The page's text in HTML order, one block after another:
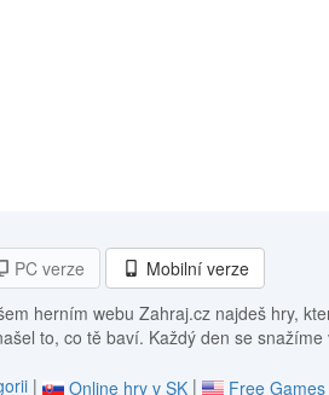
PC verze
Mobilní verze
herním webu Zahraj.cz najdeš hry,
to, co tě baví. Každý den se
| Online hry v SK | Free Games